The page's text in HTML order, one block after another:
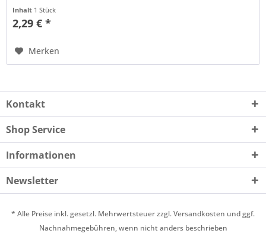
Inhalt 1 Stück
2,29 € *
Merken
Kontakt
Shop Service
Informationen
Newsletter
* Alle Preise inkl. gesetzl. Mehrwertsteuer zzgl.Versandkosten und ggf.
Nachnahmegebühren, wenn nicht anders beschrieben